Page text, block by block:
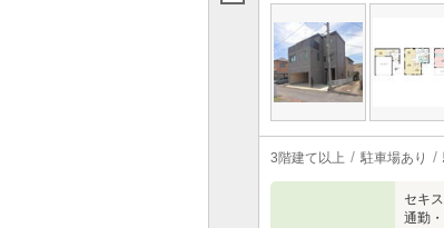
3階建て以上 駐車場あり
セキ
通勤